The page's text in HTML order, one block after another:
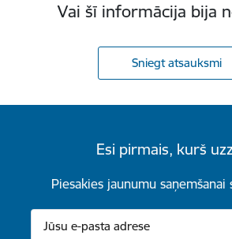
Vai šī informācija bija
Sniegt atsauksmi
Esi pirmais, kurš
Piesakies jaunumu saņemšanai